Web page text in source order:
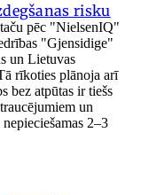
risku
pēc "NielsenIQ"
"Gjensidige"
un Lietuvas
rīkoties plānoja arī
bez atpūtas ir tiešs
un
2–3